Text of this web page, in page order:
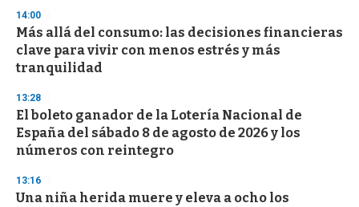
n
d
14:00
Más allá del consumo: las decisiones financieras
clave para vivir con menos estrés y más
tranquilidad
13:28
El boleto ganador de la Lotería Nacional de
España del sábado 8 de agosto de 2026 y los
números con reintegro
13:16
Una niña herida muere y eleva a ocho los